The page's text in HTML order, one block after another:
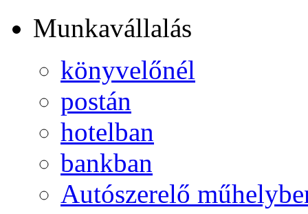
Munkavállalás
könyvelőnél
postán
hotelban
bankban
Autószerelő